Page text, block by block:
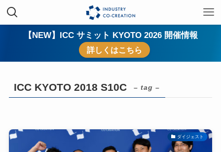
【NEW】ICC サミット KYOTO 2026 開催情報
詳しくはこちら
ICC KYOTO 2018 S10C – tag –
ダイジェスト